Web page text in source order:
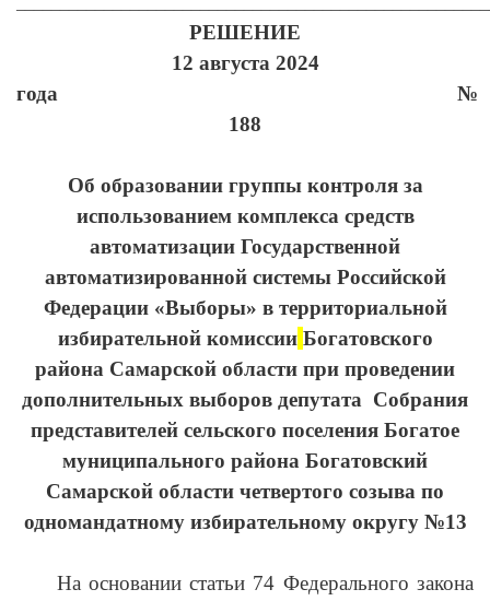
РЕШЕНИЕ
12 августа 2024
года №
188
Об образовании группы контроля за
использованием комплекса средств
автоматизации Государственной
автоматизированной системы Российской
Федерации «Выборы» в территориальной
избирательной комиссии Богатовского
района Самарской области при проведении
дополнительных выборов депутата Собрания
представителей сельского поселения Богатое
муниципального района Богатовский
Самарской области четвертого созыва по
одномандатному избирательному округу №13
На основании статьи 74 Федерального закона